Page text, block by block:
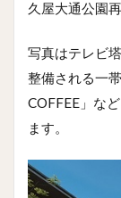
久屋大通公園
写真はテレビ
整備される一
COFFEE」な
ます。